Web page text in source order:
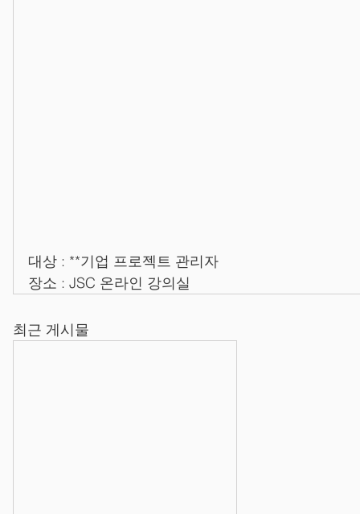
대상 : **기업 프로젝트 관리자
장소 : JSC 온라인 강의실
최근 게시물